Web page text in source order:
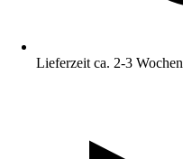
Lieferzeit ca. 2-3 Wochen